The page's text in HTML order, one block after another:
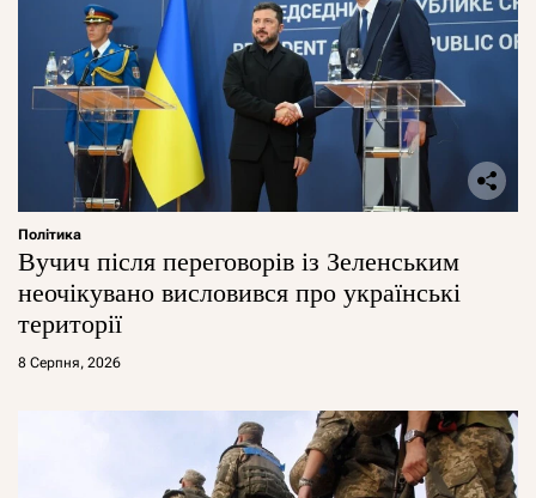
Політика
Вучич після переговорів із Зеленським
неочікувано висловився про українські
території
8 Серпня, 2026